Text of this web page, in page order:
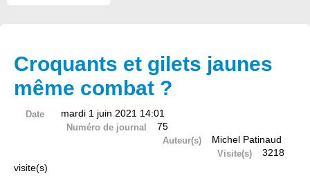
Croquants et gilets jaunes
même combat ?
Date mardi 1 juin 2021 14:01
Numéro de journal 75
Auteur(s) Michel Patinaud
Visite(s)
3218
visite(s)